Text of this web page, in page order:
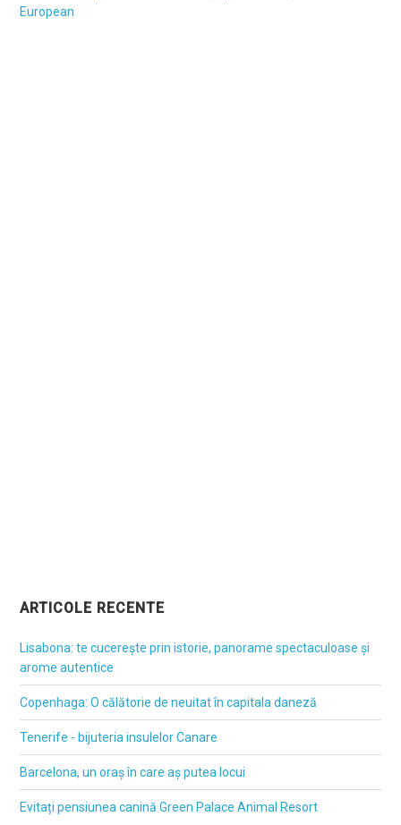
European
ARTICOLE RECENTE
Lisabona: te cucerește prin istorie, panorame spectaculoase și
arome autentice
Copenhaga: O călătorie de neuitat în capitala daneză
Tenerife - bijuteria insulelor Canare
Barcelona, un oraș în care aș putea locui
Evitați pensiunea canină Green Palace Animal Resort